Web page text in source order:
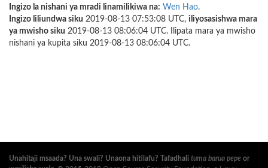
Ingizo la nishani ya mradi linamilikiwa na: Wen Hao.
Ingizo liliundwa siku 2019-08-13 07:53:08 UTC, iliyosasishwa mara
ya mwisho siku 2019-08-13 08:06:04 UTC. Ilipata mara ya mwisho
nishani ya kupita siku 2019-08-13 08:06:04 UTC.
Unahitaji msaada? Una swali? Unaona hitilafu? Tafadhali tuma barua pepe or